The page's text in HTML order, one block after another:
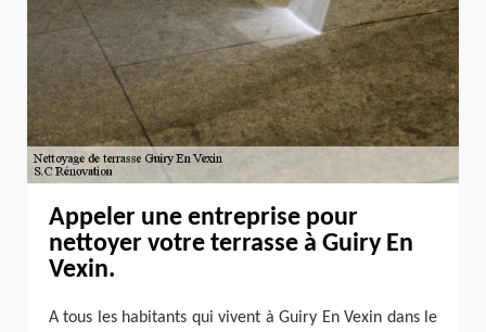
Appeler une entreprise pour
nettoyer votre terrasse à Guiry En
Vexin.
A tous les habitants qui vivent à Guiry En Vexin dans le